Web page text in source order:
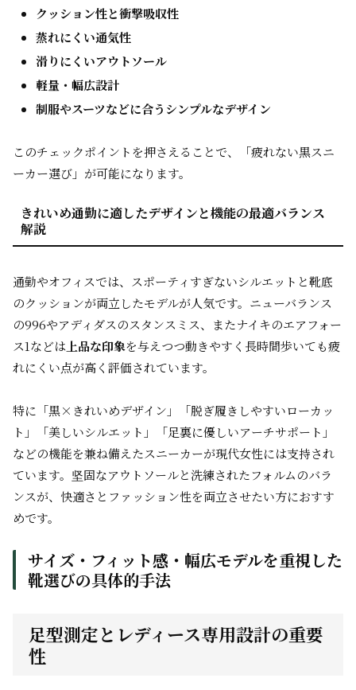
クッション性と衝撃吸収性
蒸れにくい通気性
滑りにくいアウトソール
軽量・幅広設計
制服やスーツなどに合うシンプルなデザイン
このチェックポイントを押さえることで、「疲れない黒スニ
ーカー選び」が可能になります。
きれいめ通勤に適したデザインと機能の最適バランス
解説
通勤やオフィスでは、スポーティすぎないシルエットと靴底
のクッションが両立したモデルが人気です。ニューバランス
の996やアディダスのスタンスミス、またナイキのエアフォー
ス1などは 上品な印象を与えつつ動きやすく長時間歩いても疲
れにくい点が高く評価されています。
特に「黒×きれいめデザイン」「脱ぎ履きしやすいローカッ
ト」「美しいシルエット」「足裏に優しいアーチサポート」
などの機能を兼ね備えたスニーカーが現代女性には支持され
ています。坚固なアウトソールと洗練されたフォルムのバラ
ンスが、快適さとファッション性を両立させたい方におすす
めです。
サイズ・フィット感・幅広モデルを重視した
靴選びの具体的手法
足型測定とレディース専用設計の重要
性